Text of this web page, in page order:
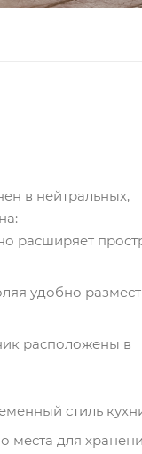
в нейтральных,
расширяет
удобно
расположены в
стиль
места для